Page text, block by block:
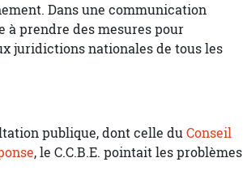
Dans une communication
à prendre des mesures pour
juridictions nationales de tous les
publique, dont celle duConseil
, le C.C.B.E. pointait les problèmes